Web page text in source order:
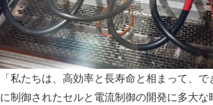
「私たちは、高効率と長寿命と相まって、
に制御されたセルと電流制御の開発に多大